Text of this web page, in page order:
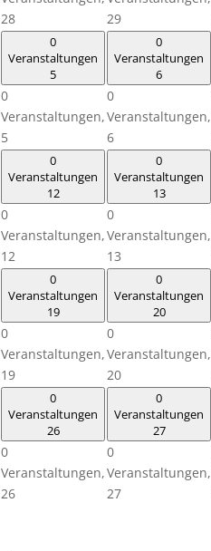
28
29
0
Veranstaltungen
5
0
Veranstaltungen,
5
0
Veranstaltungen
6
0
Veranstaltungen,
6
0
Veranstaltungen
12
0
Veranstaltungen,
12
0
Veranstaltungen
13
0
Veranstaltungen,
13
0
Veranstaltungen
19
0
Veranstaltungen,
19
0
Veranstaltungen
20
0
Veranstaltungen,
20
0
Veranstaltungen
26
0
Veranstaltungen,
26
0
Veranstaltungen
27
0
Veranstaltungen,
27